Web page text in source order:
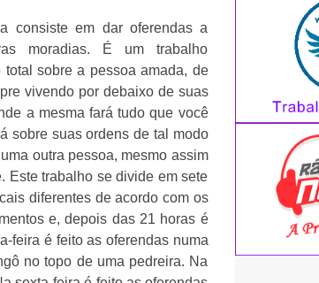
consiste em dar oferendas a
moradias. É um trabalho
sobre a pessoa amada, de
vivendo por debaixo de suas
a mesma fará tudo que você
sobre suas ordens de tal modo
outra pessoa, mesmo assim
Este trabalho se divide em sete
diferentes de acordo com os
e, depois das 21 horas é
feira é feito as oferendas numa
no topo de uma pedreira. Na